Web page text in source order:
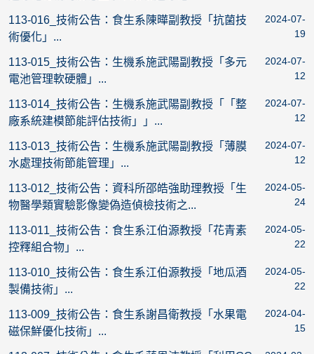
113-016_技術公告：食生系陳曄副教授「抗菌技
術優化」...
2024-07-
19
113-015_技術公告：生機系施武陽副教授「多元
電池管理軟硬體」...
2024-07-
12
113-014_技術公告：生機系施武陽副教授「「整
廠系統建模節能評估技術」」...
2024-07-
12
113-013_技術公告：生機系施武陽副教授「薄膜
水處理技術節能管理」...
2024-07-
12
113-012_技術公告：資科所邵皓強助理教授「生
物醫學類實驗影像變偽造偵檢技術之...
2024-05-
24
113-011_技術公告：食生系江伯源教授「花青素
控釋組合物」...
2024-05-
22
113-010_技術公告：食生系江伯源教授「地瓜酒
製備技術」...
2024-05-
22
113-009_技術公告：食生系謝昌衛教授「水果電
磁保鮮優化技術」...
2024-04-
15